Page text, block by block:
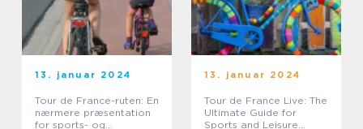
13. januar 2024
Tour de France-ruten: En
nærmere præsentation
for sports- og
13. januar 2024
Tour de France Live: The
Ultimate Guide for
Sports and Leisure